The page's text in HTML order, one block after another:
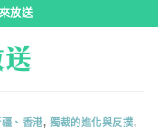
放送
疆、香港,獨裁的進化與反撲,